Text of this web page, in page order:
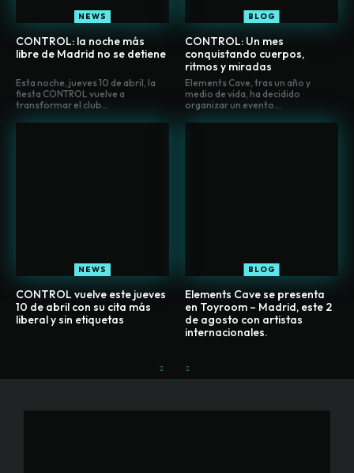
NEWS
CONTROL: la noche más
libre de Madrid no se detiene
BLOG
CONTROL: Un mes
conquistando cuerpos,
ritmos y miradas
Esta noche, jueves 10 de abril, la
fiesta CONTROL vuelve a
transformar el club...
NEWS
CONTROL vuelve este jueves
10 de abril con su cita más
liberal y sin etiquetas
Elements Cave, tras un año y
medio de vida, ha decidido
organizar un evento...
BLOG
Elements Cave se presenta
en Toyroom – Madrid, este 2
de agosto con artistas
internacionales.